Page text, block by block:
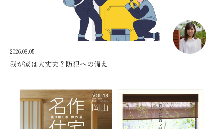
2026.08.05
我が家は大丈夫？防犯への備え